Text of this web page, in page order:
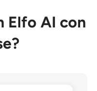
Elfo AI con